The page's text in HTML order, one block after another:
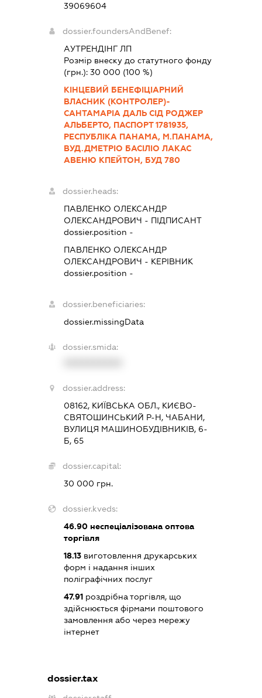
39069604
dossier.foundersAndBenef:
АУТРЕНДІНГ ЛП
Розмір внеску до статутного фонду
(грн.): 30 000 (100 %)
КІНЦЕВИЙ БЕНЕФІЦІАРНИЙ
ВЛАСНИК (КОНТРОЛЕР)-
САНТАМАРІА ДАЛЬ СІД РОДЖЕР
АЛЬБЕРТО, ПАСПОРТ 1781935,
РЕСПУБЛІКА ПАНАМА, М.ПАНАМА,
ВУД.ДМЕТРІО БАСІЛІО ЛАКАС
АВЕНЮ КПЕЙТОН, БУД 780
dossier.heads:
ПАВЛЕНКО ОЛЕКСАНДР
ОЛЕКСАНДРОВИЧ - ПІДПИСАНТ
dossier.position -
ПАВЛЕНКО ОЛЕКСАНДР
ОЛЕКСАНДРОВИЧ - КЕРІВНИК
dossier.position -
dossier.beneficiaries:
dossier.missingData
dossier.smida:
dossier.address:
08162, КИЇВСЬКА ОБЛ., КИЄВО-
СВЯТОШИНСЬКИЙ Р-Н, ЧАБАНИ,
ВУЛИЦЯ МАШИНОБУДІВНИКІВ, 6-
Б, 65
dossier.capital:
30 000 грн.
dossier.kveds:
46.90неспеціалізована оптова
торгівля
18.13виготовлення друкарських
форм і надання інших
поліграфічних послуг
47.91роздрібна торгівля, що
здійснюється фірмами поштового
замовлення або через мережу
інтернет
dossier.tax